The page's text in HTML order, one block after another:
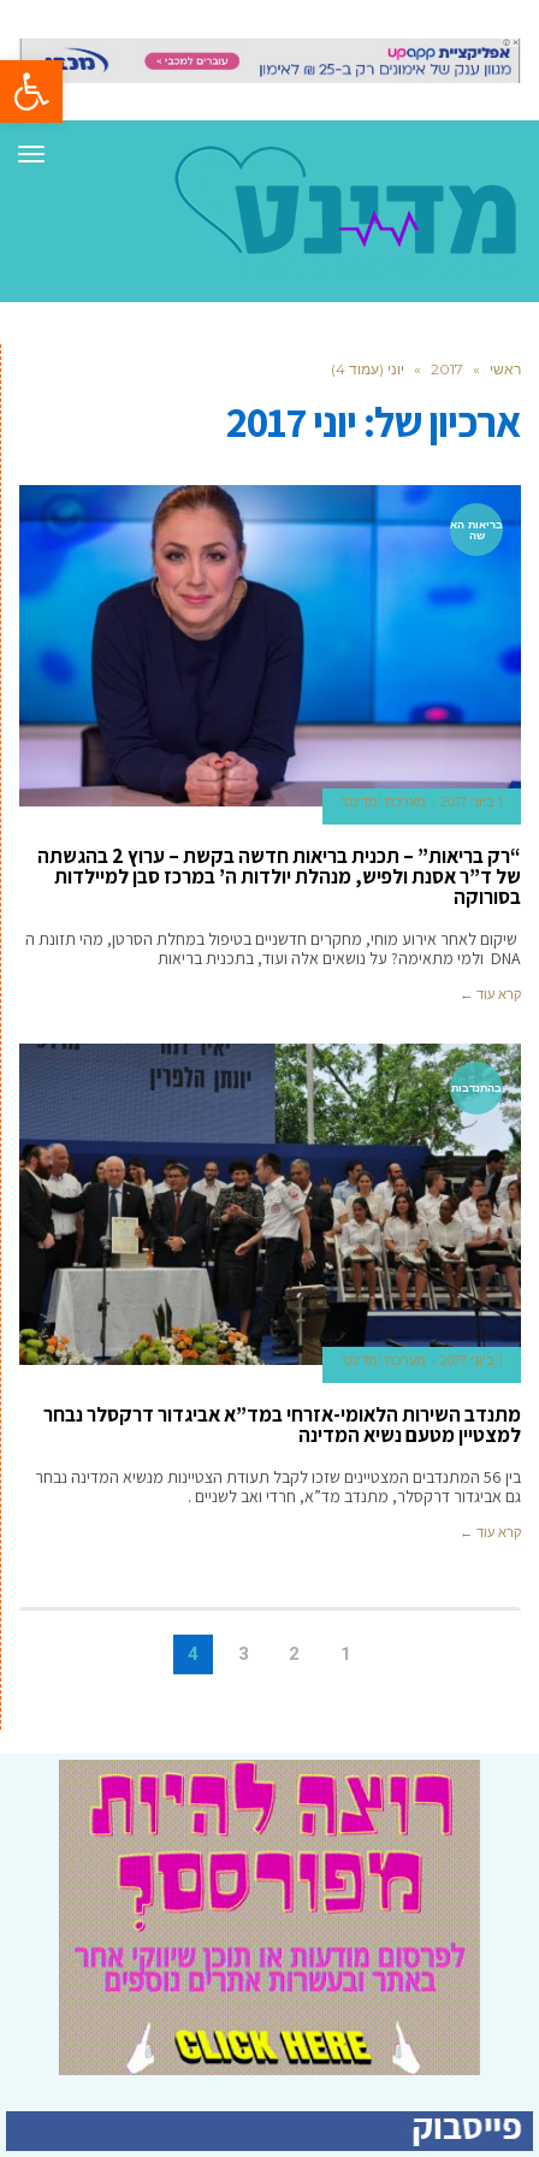
פתח
ראשי »
2017
» יוני (עמוד 4)
ארכיון של:יוני 2017
בריאות הא
שה
1 ביוני 2017 מערכת 'מדינט'
“רק בריאות” – תכנית בריאות חדשה בקשת – ערוץ 2 בהגשתה
של ד”ר אסנת ולפיש, מנהלת יולדות ה’ במרכז סבן למיילדות
בסורוקה
שיקום לאחר אירוע מוחי, מחקרים חדשניים בטיפול במחלת הסרטן, מהי תזונת ה
DNA ולמי מתאימה? על נושאים אלה ועוד, בתכנית בריאות
קרא עוד ←
בהתנדבות
1 ביוני 2017 מערכת 'מדינט'
מתנדב השירות הלאומי-אזרחי במד”א אביגדור דרקסלר נבחר
למצטיין מטעם נשיא המדינה
בין 56 המתנדבים המצטיינים שזכו לקבל תעודת הצטיינות מנשיא המדינה נבחר
גם אביגדור דרקסלר, מתנדב מד”א, חרדי ואב לשניים .
קרא עוד ←
1
2
3
4